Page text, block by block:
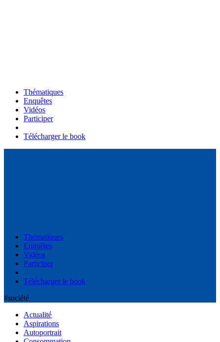
Thématiques
Enquêtes
Vidéos
Participer
Télécharger le book
Thématiques
Enquêtes
Vidéos
Participer
Télécharger le book
#société
Actualité
Aspirations
Autoportrait